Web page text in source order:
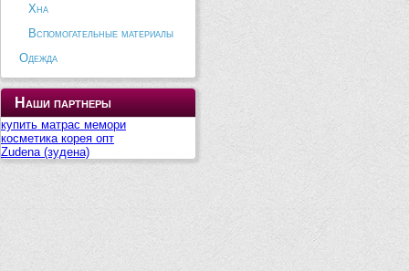
Хна
Вспомогательные материалы
Одежда
Наши партнеры
купить матрас мемори
косметика корея опт
Zudena (зудена)